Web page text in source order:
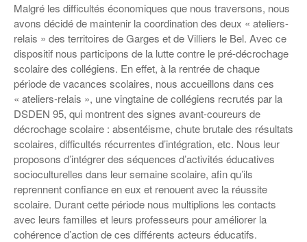
Malgré les difficultés économiques que nous traversons, nous
avons décidé de maintenir la coordination des deux « ateliers-
relais » des territoires de Garges et de Villiers le Bel. Avec ce
dispositif nous participons de la lutte contre le pré-décrochage
scolaire des collégiens. En effet, à la rentrée de chaque
période de vacances scolaires, nous accueillons dans ces
« ateliers-relais », une vingtaine de collégiens recrutés par la
DSDEN 95, qui montrent des signes avant-coureurs de
décrochage scolaire : absentéisme, chute brutale des résultats
scolaires, difficultés récurrentes d’intégration, etc. Nous leur
proposons d’intégrer des séquences d’activités éducatives
socioculturelles dans leur semaine scolaire, afin qu’ils
reprennent confiance en eux et renouent avec la réussite
scolaire. Durant cette période nous multiplions les contacts
avec leurs familles et leurs professeurs pour améliorer la
cohérence d’action de ces différents acteurs éducatifs.